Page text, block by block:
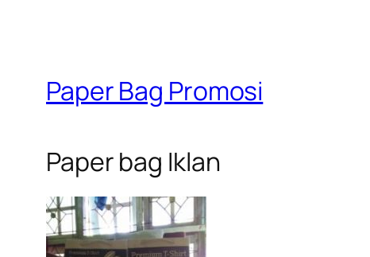
Paper Bag Promosi
Paper bag Iklan